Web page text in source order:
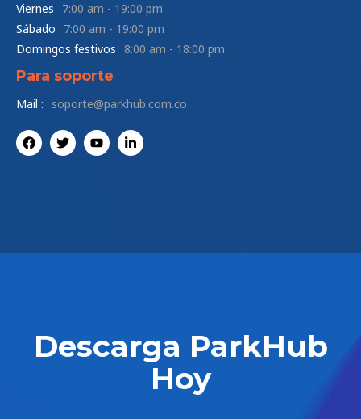
Viernes
7:00 am - 19:00 pm
Sábado
7:00 am - 19:00 pm
Domingos festivos 8:00 am - 18:00 pm
Para soporte
Mail : soporte@parkhub.com.co
F
a
c
T
w
i
Y
o
u
L
i
n
i
Descarga ParkHub
Hoy